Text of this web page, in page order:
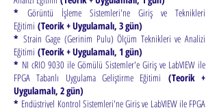
* Görüntü İşleme Sistemleri'ne Giriş ve Teknikleri
Eğitimi (Teorik + Uygulamalı, 3 gün)
* Strain Gage (Gerinim Pulu) Ölçüm Teknikleri ve Analizi
Eğitimi (Teorik + Uygulamalı, 1 gün)
* NI cRIO 9030 ile Gömülü Sistemler'e Giriş ve LabVIEW ile
FPGA Tabanlı Uygulama Geliştirme Eğitimi (Teorik +
Uygulamalı, 2 gün)
* Endüstriyel Kontrol Sistemleri'ne Giriş ve LabVIEW ile FPGA